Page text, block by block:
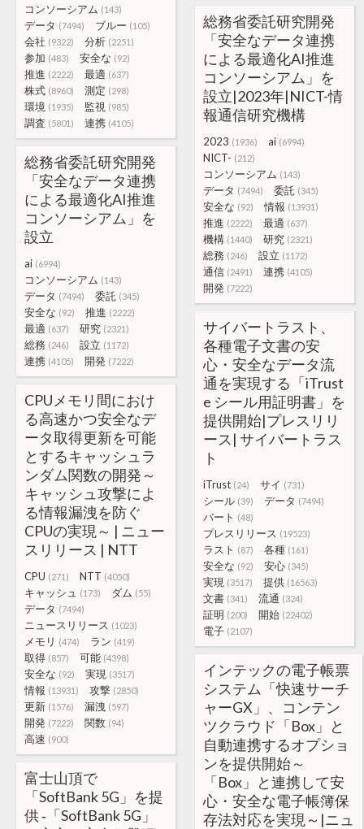
コンソーシアム (143)
データ (7494) ブルー (105)
会社 (9322) 分析 (2251)
参加 (483) 安全な (92)
推進 (2222) 最適 (637)
株式 (8960) 測定 (298)
環境 (1935) 監視 (985)
調査 (5801) 連携 (4105)
総務省委託研究開発
「安全なデータ連携
による最適化AI推進
コンソーシアム」を
設立|2023年|NICT-情
報通信研究機構
2023 (1936) ai (6994)
NICT- (212)
コンソーシアム (143)
データ (7494) 委託 (345)
安全な (92) 情報 (13931)
推進 (2222) 最適 (637)
機構 (1440) 研究 (2321)
総務 (246) 設立 (1172)
通信 (2491) 連携 (4105)
開発 (7222)
総務省委託研究開発
「安全なデータ連携
による最適化AI推進
コンソーシアム」を
設立
ai (6994)
コンソーシアム (143)
データ (7494) 委託 (345)
安全な (92) 推進 (2222)
最適 (637) 研究 (2321)
総務 (246) 設立 (1172)
連携 (4105) 開発 (7222)
サイバートラスト、
各種電子文書の安
心・安全なデータ流
通を実現する「iTrust
e シール用証明書」を
提供開始|プレスリリ
ース| サイバートラス
ト
iTrust (24) サイ (731)
シール (39) データ (7494)
バート (48)
プレスリリース (19523)
ラスト (87) 各種 (161)
安全な (92) 安心 (345)
実現 (3517) 提供 (16563)
文書 (341) 流通 (324)
証明 (200) 開始 (22402)
電子 (2107)
CPUメモリ間におけ
る高速かつ安全なデ
ータ取得更新を可能
とするキャッシュラ
ンダム関数の開発～
キャッシュ攻撃によ
る情報漏洩を防ぐ
CPUの実現～ | ニュー
スリリース | NTT
CPU (271) NTT (4050)
キャッシュ (173) ダム (55)
データ (7494)
ニュースリリース (1023)
メモリ (474) ラン (419)
取得 (857) 可能 (4398)
安全な (92) 実現 (3517)
情報 (13931) 攻撃 (2850)
更新 (1576) 漏洩 (597)
開発 (7222) 関数 (94)
高速 (900)
インテックの電子帳票
システム「快速サーチ
ャーGX」、コンテン
ツクラウド「Box」と
自動連携するオプショ
ンを提供開始～
「Box」と連携して安
心・安全な電子帳簿保
存法対応を実現～|ニュ
富士山頂で
「SoftBank 5G」を提
供 ‐「SoftBank 5G」